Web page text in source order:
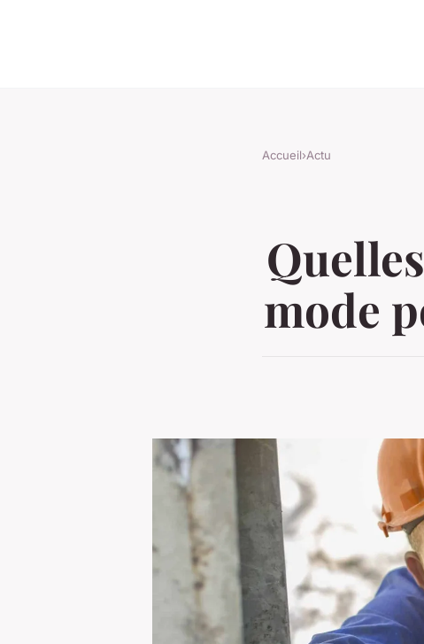
Accueil›Actu
mode